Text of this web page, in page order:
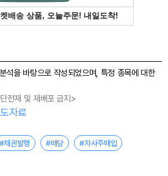
석을 바탕으로 작성되었으며, 특정 종목에 대한
재 및 재배포 금지>
자료
#채권발행 #배당 #자사주매입